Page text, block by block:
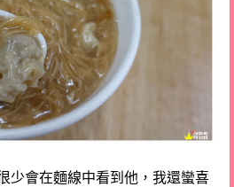
少會在麵線中看到他，我還蠻喜